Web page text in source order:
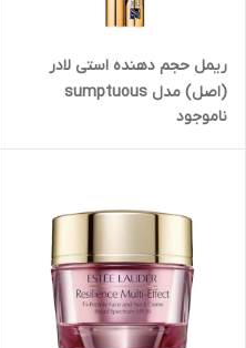
ریمل حجم دهنده استی لادر
(اصل) مدل sumptuous
گرمی و فولسایز
ناموجود